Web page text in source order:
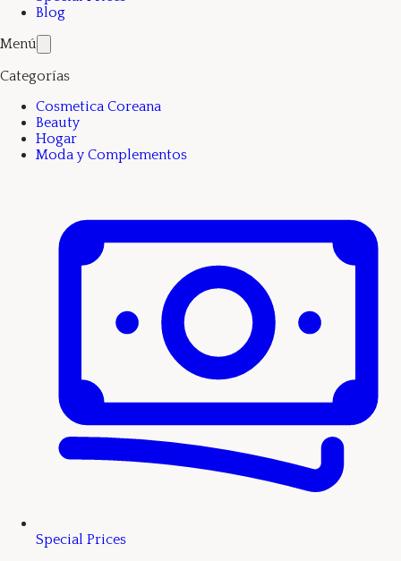
Blog
Menú
Categorías
Cosmetica Coreana
Beauty
Hogar
Moda y Complementos
Special Prices